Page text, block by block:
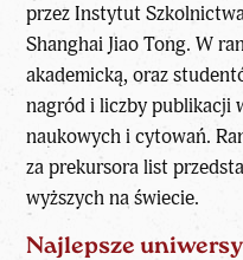
przez Instytut
Shanghai Jiao Tong. W
akademicką, oraz
nagród i liczby publikacji
naukowych i cytowań.
za prekursora list
wyższych na świecie.
Najlepsze